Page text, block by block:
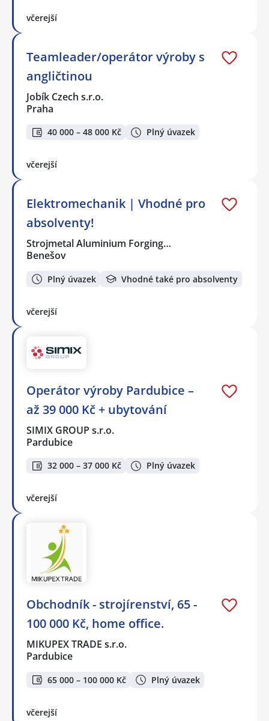
včerejší
Teamleader/operátor výroby s
angličtinou
Jobík Czech s.r.o.
Praha
40 000 – 48 000 Kč Plný úvazek
včerejší
Elektromechanik | Vhodné pro
absolventy!
Strojmetal Aluminium Forging…
Benešov
Plný úvazek Vhodné také pro absolventy
včerejší
Operátor výroby Pardubice –
až 39 000 Kč + ubytování
SIMIX GROUP s.r.o.
Pardubice
32 000 – 37 000 Kč Plný úvazek
včerejší
Obchodník - strojírenství, 65 -
100 000 Kč, home office.
MIKUPEX TRADE s.r.o.
Pardubice
65 000 – 100 000 Kč Plný úvazek
včerejší